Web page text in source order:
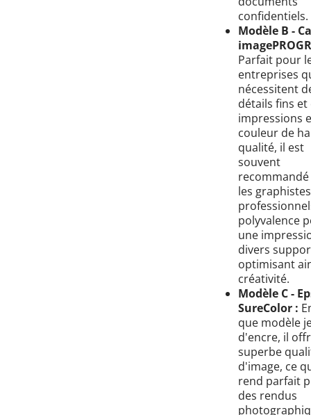
confidentiels.
Modèle B -
Parfait pour
entreprises
nécessitent
détails fins et
impressions
couleur de
qualité, il est
souvent
les graphistes
polyvalence
une
divers
optimisant
créativité.
Modèle C -
SureColor :
que modèle
d'encre, il
superbe
d'image, ce
rend parfait
des rendus